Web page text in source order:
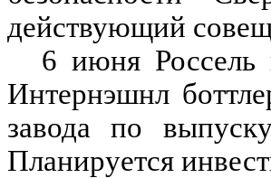
действующий
6 июня Россель
Интернэшнл
завода по
Планируется